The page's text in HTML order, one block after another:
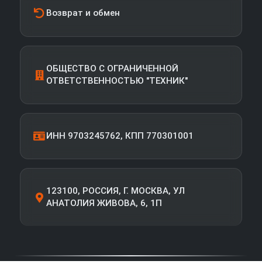
Возврат и обмен
ОБЩЕСТВО С ОГРАНИЧЕННОЙ
ОТВЕТСТВЕННОСТЬЮ "ТЕХНИК"
ИНН 9703245762, КПП 770301001
123100, РОССИЯ, Г. МОСКВА, УЛ
АНАТОЛИЯ ЖИВОВА, 6, 1П